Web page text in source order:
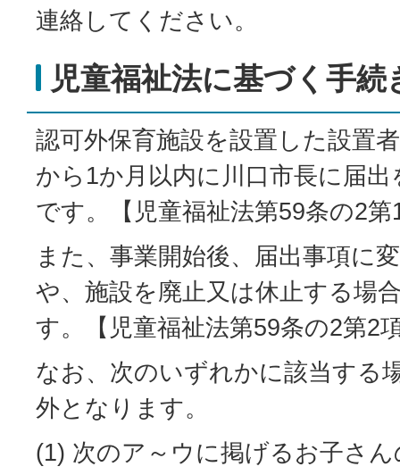
連絡してください。
児童福祉法に基づく手
認可外保育施設を設置した設置
から1か月以内に川口市長に届
です。【児童福祉法第59条の2第
また、事業開始後、届出事項に
や、施設を廃止又は休止する場
す。【児童福祉法第59条の2第2
なお、次のいずれかに該当する
外となります。
(1) 次のア～ウに掲げるお子さ